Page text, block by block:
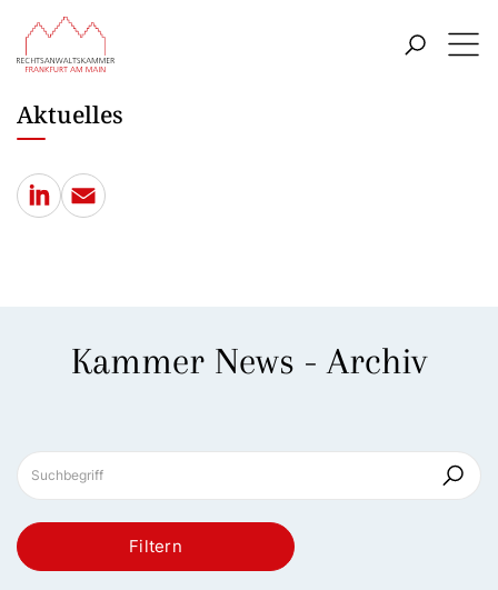
ZUM HAUPTINHALT SPRINGEN
ZUR SUCHE SPRINGEN
Menü
Aktuelles
Kammer News - Archiv
Filtern